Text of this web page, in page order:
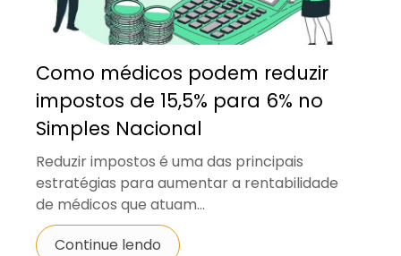
Como médicos podem reduzir
impostos de 15,5% para 6% no
Simples Nacional
Reduzir impostos é uma das principais
estratégias para aumentar a rentabilidade
de médicos que atuam...
Continue lendo